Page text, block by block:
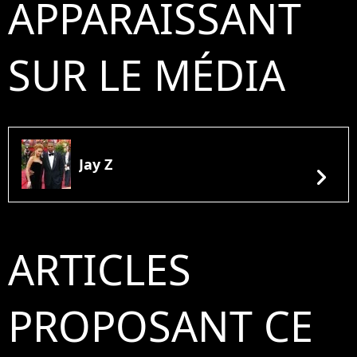
APPARAISSANT
SUR LE MÉDIA
Jay Z chevron_right
ARTICLES
PROPOSANT CE